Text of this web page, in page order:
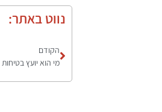
נווט באתר:
הקודם